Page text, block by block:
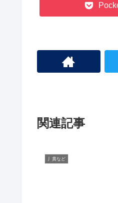
関連記事
丿貫など